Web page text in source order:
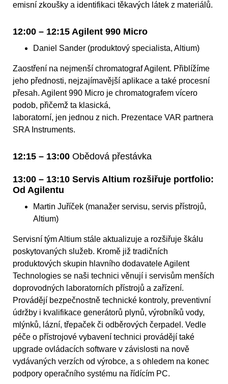
emisní zkoušky a identifikaci těkavých látek z materiálů.
12:00 – 12:15 Agilent 990 Micro
Daniel Sander (produktový specialista, Altium)
Zaostření na nejmenší chromatograf Agilent. Přiblížíme
jeho přednosti, nejzajímavější aplikace a také procesní
přesah. Agilent 990 Micro je chromatografem vícero
podob, přičemž ta klasická,
laboratorní, jen jednou z nich. Prezentace VAR partnera
SRA Instruments.
12:15 – 13:00 Obědová přestávka
13:00 – 13:10 Servis Altium rozšiřuje portfolio:
Od Agilentu
Martin Juříček (manažer servisu, servis přístrojů,
Altium)
Servisní tým Altium stále aktualizuje a rozšiřuje škálu
poskytovaných služeb. Kromě již tradičních
produktových skupin hlavního dodavatele Agilent
Technologies se naši technici věnují i servisům menších
doprovodných laboratorních přístrojů a zařízení.
Provádějí bezpečnostně technické kontroly, preventivní
údržby i kvalifikace generátorů plynů, výrobníků vody,
mlýnků, lázní, třepaček či odběrových čerpadel. Vedle
péče o přístrojové vybavení technici provádějí také
upgrade ovládacích software v závislosti na nově
vydávaných verzích od výrobce, a s ohledem na konec
podpory operačního systému na řídícím PC.